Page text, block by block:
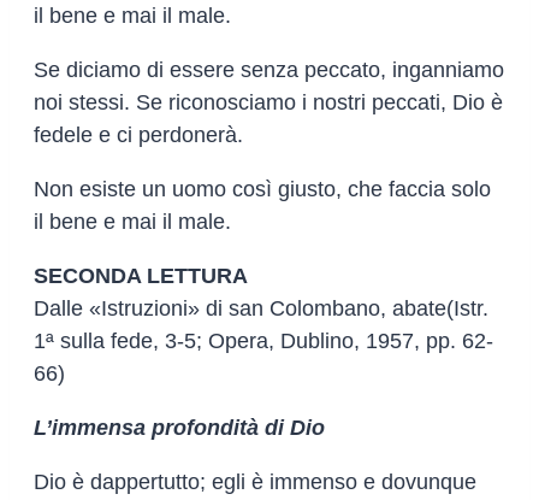
il bene e mai il male.
Se diciamo di essere senza peccato, inganniamo
noi stessi. Se riconosciamo i nostri peccati, Dio è
fedele e ci perdonerà.
Non esiste un uomo così giusto, che faccia solo
il bene e mai il male.
SECONDA LETTURA
Dalle «Istruzioni» di san Colombano, abate(Istr.
1ª sulla fede, 3-5; Opera, Dublino, 1957, pp. 62-
66)
L’immensa profondità di Dio
Dio è dappertutto; egli è immenso e dovunque